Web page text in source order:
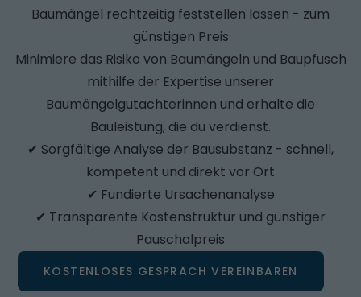
Baumängel rechtzeitig feststellen lassen - zum
günstigen Preis
Minimiere das Risiko von Baumängeln und Baupfusch
mithilfe der Expertise unserer
Baumängelgutachterinnen und erhalte die
Bauleistung, die du verdienst.
✔ Sorgfältige Analyse der Bausubstanz - schnell,
kompetent und direkt vor Ort
✔ Fundierte Ursachenanalyse
✔ Transparente Kostenstruktur und günstiger
Pauschalpreis
KOSTENLOSES GESPRÄCH VEREINBAREN